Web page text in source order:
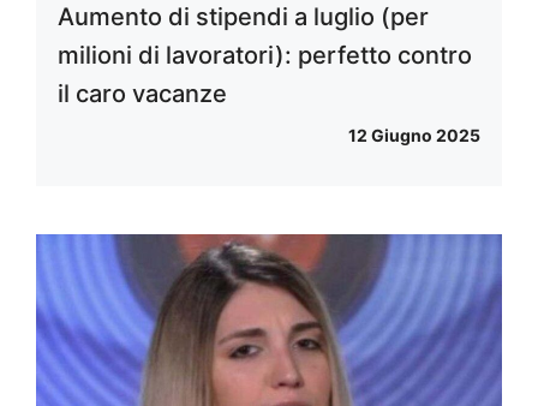
Aumento di stipendi a luglio (per
milioni di lavoratori): perfetto contro
il caro vacanze
12 Giugno 2025